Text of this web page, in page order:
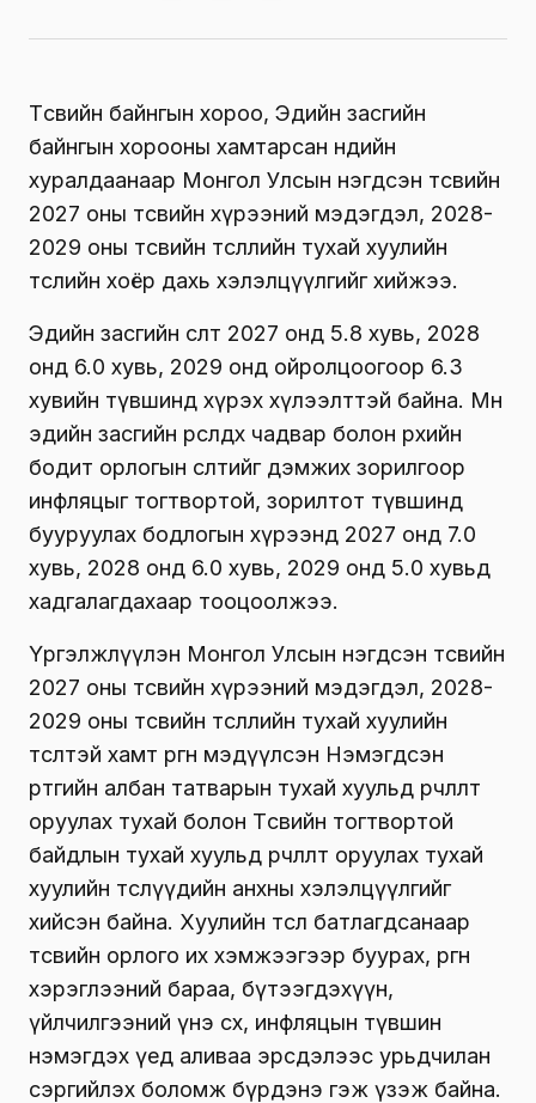
Төсвийн байнгын хороо, Эдийн засгийн
байнгын хорооны хамтарсан өнөөдийн
хуралдаанаар Монгол Улсын нэгдсэн төсвийн
2027 оны төсвийн хүрээний мэдэгдэл, 2028-
2029 оны төсвийн төсөөллийн тухай хуулийн
төслийн хоёр дахь хэлэлцүүлгийг хийжээ.
Эдийн засгийн өсөлт 2027 онд 5.8 хувь, 2028
онд 6.0 хувь, 2029 онд ойролцоогоор 6.3
хувийн түвшинд хүрэх хүлээлттэй байна. Мөн
эдийн засгийн өрсөлдөх чадвар болон өрхийн
бодит орлогын өсөлтийг дэмжих зорилгоор
инфляцыг тогтвортой, зорилтот түвшинд
бууруулах бодлогын хүрээнд 2027 онд 7.0
хувь, 2028 онд 6.0 хувь, 2029 онд 5.0 хувьд
хадгалагдахаар тооцоолжээ.
Үргэлжлүүлэн Монгол Улсын нэгдсэн төсвийн
2027 оны төсвийн хүрээний мэдэгдэл, 2028-
2029 оны төсвийн төсөөллийн тухай хуулийн
төсөлтэй хамт өргөн мэдүүлсэн Нэмэгдсэн
өртгийн албан татварын тухай хуульд өөрчлөлт
оруулах тухай болон Төсвийн тогтвортой
байдлын тухай хуульд өөрчлөлт оруулах тухай
хуулийн төслүүдийн анхны хэлэлцүүлгийг
хийсэн байна. Хуулийн төсөл батлагдсанаар
төсвийн орлого их хэмжээгээр буурах, өргөн
хэрэглээний бараа, бүтээгдэхүүн,
үйлчилгээний үнэ өсөх, инфляцын түвшин
нэмэгдэх үед аливаа эрсдэлээс урьдчилан
сэргийлэх боломж бүрдэнэ гэж үзэж байна.